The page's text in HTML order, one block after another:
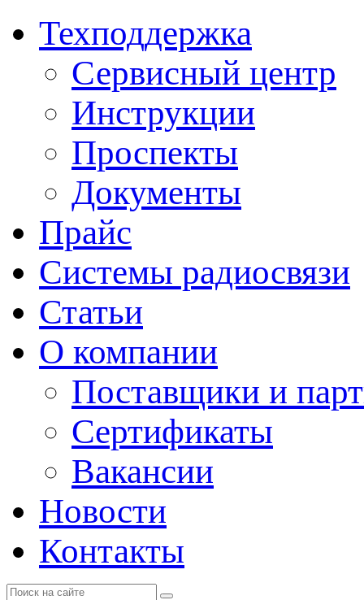
Техподдержка
Сервисный центр
Инструкции
Проспекты
Документы
Прайс
Системы радиосвязи
Статьи
О компании
Поставщики и
Cертификаты
Вакансии
Новости
Контакты